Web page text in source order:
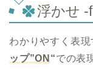
浮かせ -
わかりやすく表
ップ”ON “での表